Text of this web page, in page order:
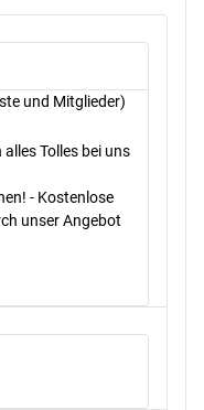
und Mitglieder)
Tolles bei uns
- Kostenlose
unser Angebot